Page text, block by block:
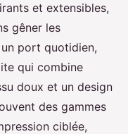
et extensibles,
gêner les
port quotidien,
qui combine
doux et un design
des gammes
ciblée,